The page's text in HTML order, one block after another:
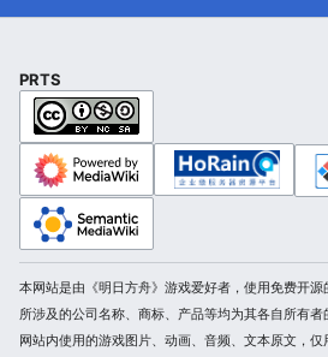
PRTS
本网站是由《明日方舟》游戏爱好者，使用免费开
所涉及的公司名称、商标、产品等均为其各自所有者
网站内使用的游戏图片、动画、音频、文本原文，